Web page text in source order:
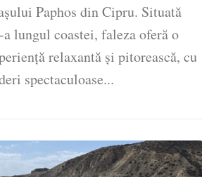
Paphos din Cipru. Situată
a lungul coastei, faleza oferă o
relaxantă și pitorească, cu
spectaculoase...